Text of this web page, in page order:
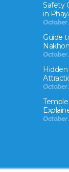
Safety
in
October
Guide
October
October
October